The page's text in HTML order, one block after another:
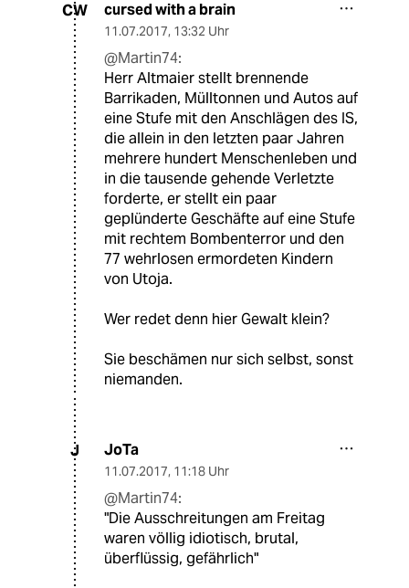
CW cursed with a brain
11.07.2017, 13:32 Uhr
@Martin74:
Herr Altmaier stellt brennende
Barrikaden, Mülltonnen und Autos auf
eine Stufe mit den Anschlägen des IS,
die allein in den letzten paar Jahren
mehrere hundert Menschenleben und
in die tausende gehende Verletzte
forderte, er stellt ein paar
geplünderte Geschäfte auf eine Stufe
mit rechtem Bombenterror und den
77 wehrlosen ermordeten Kindern
von Utoja.
Wer redet denn hier Gewalt klein?
Sie beschämen nur sich selbst, sonst
niemanden.
J JoTa
11.07.2017, 11:18 Uhr
@Martin74:
"Die Ausschreitungen am Freitag
waren völlig idiotisch, brutal,
überflüssig, gefährlich"